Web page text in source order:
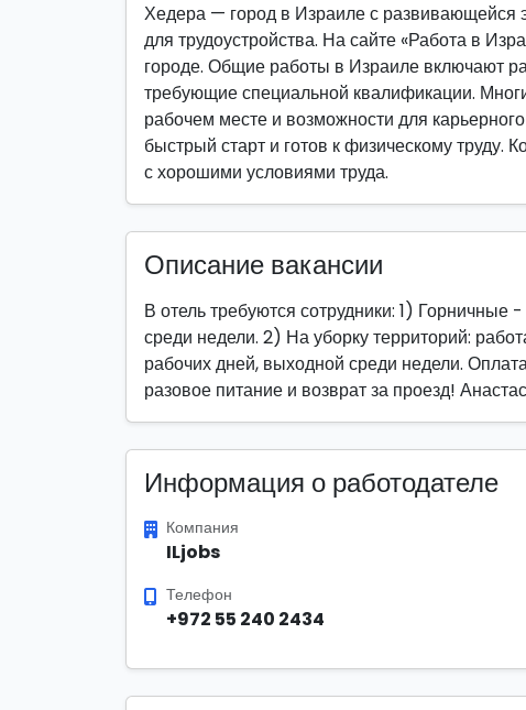
Хедера — город в Израиле с развивающейся
для трудоустройства. На сайте «Работа в
городе. Общие работы в Израиле включают
требующие специальной квалификации.
рабочем месте и возможности для
быстрый старт и готов к физическому труду.
с хорошими условиями труда.
Описание вакансии
В отель требуются сотрудники: 1)
среди недели. 2) На уборку территорий:
рабочих дней, выходной среди недели.
разовое питание и возврат за проезд!
Информация о работодателе
Компания
ILjobs
Телефон
+972 55 240 2434